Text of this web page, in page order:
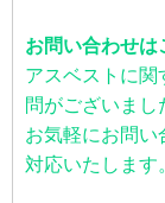
お問い合わせは
アスベストに関
問がございまし
お気軽にお問い
対応いたします